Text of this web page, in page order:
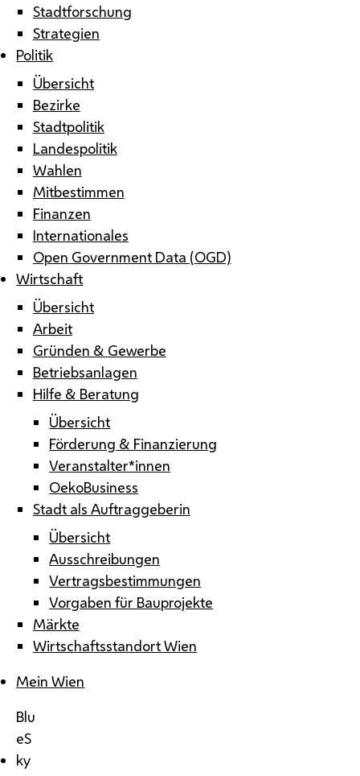
Stadtforschung
Strategien
Politik
Übersicht
Bezirke
Stadtpolitik
Landespolitik
Wahlen
Mitbestimmen
Finanzen
Internationales
Open Government Data (OGD)
Wirtschaft
Übersicht
Arbeit
Gründen & Gewerbe
Betriebsanlagen
Hilfe & Beratung
Übersicht
Förderung & Finanzierung
Veranstalter*innen
OekoBusiness
Stadt als Auftraggeberin
Übersicht
Ausschreibungen
Vertragsbestimmungen
Vorgaben für Bauprojekte
Märkte
Wirtschaftsstandort Wien
Mein Wien
Blu
eS
ky